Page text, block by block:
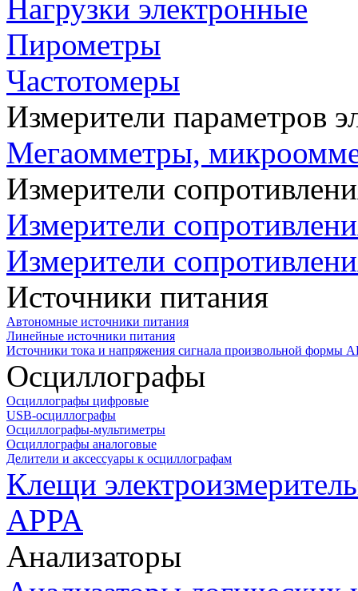
Нагрузки электронные
Пирометры
Частотомеры
Измерители параметров
Мегаомметры,
Измерители
Измерители
Измерители
Источники питания
Автономные источники питания
Линейные источники питания
Источники тока и напряжения сигнала произвольной формы
Осциллографы
Осциллографы цифровые
USB-осциллографы
Осциллографы-мультиметры
Осциллографы аналоговые
Делители и аксессуары к осциллографам
Клещи
APPA
Анализаторы